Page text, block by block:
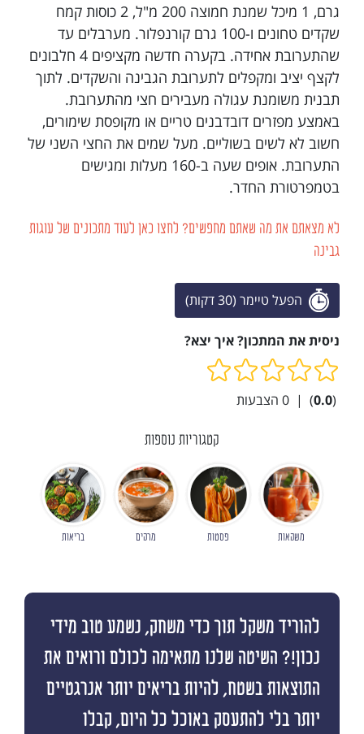
גרם, 1 מיכל שמנת חמוצה 200 מ"ל, 2 כוסות קמח
שקדים טחונים ו-100 גרם קורנפלור. מערבלים עד
שהתערובת אחידה. בקערה חדשה מקציפים 4 חלבונים
לקצף יציב ומקפלים לתערובת הגבינה והשקדים. לתוך
תבנית משומנת עגולה מעבירים חצי מהתערובת.
באמצע מפזרים דובדבנים טריים או מקופסת שימורים,
חשוב לא לשים בשוליים. מעל שמים את החצי השני של
התערובת. אופים שעה ב-160 מעלות ומגישים
בטמפרטורת החדר.
לא מצאתם את מה שאתם מחפשים? לחצו כאן לעוד מתכונים של עוגות
גבינה
הפעל טיימר (30 דקות)
ניסית את המתכון? איך יצא?
(
0.0
)
|
0 הצבעות
קטגוריות נוספות
משקאות פסטות מרקים בריאות
להוריד משקל תוך כדי משחק, נשמע טוב מידי
נכון!? השיטה שלנו מתאימה לכולם ורואים את
התוצאות בשטח, להיות בריאים יותר אנרגטיים
יותר בלי להתעסק באוכל כל היום, קבלו